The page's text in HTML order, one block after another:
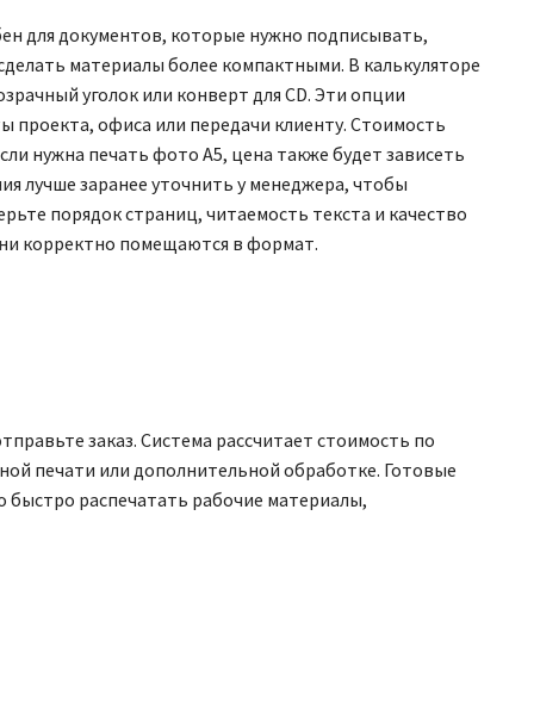
для документов, которые нужно подписывать,
материалы более компактными. В калькуляторе
уголок или конверт для CD. Эти опции
проекта, офиса или передачи клиенту. Стоимость
нужна печать фото А5, цена также будет зависеть
лучше заранее уточнить у менеджера, чтобы
порядок страниц, читаемость текста и качество
корректно помещаются в формат.
заказ. Система рассчитает стоимость по
печати или дополнительной обработке. Готовые
распечатать рабочие материалы,